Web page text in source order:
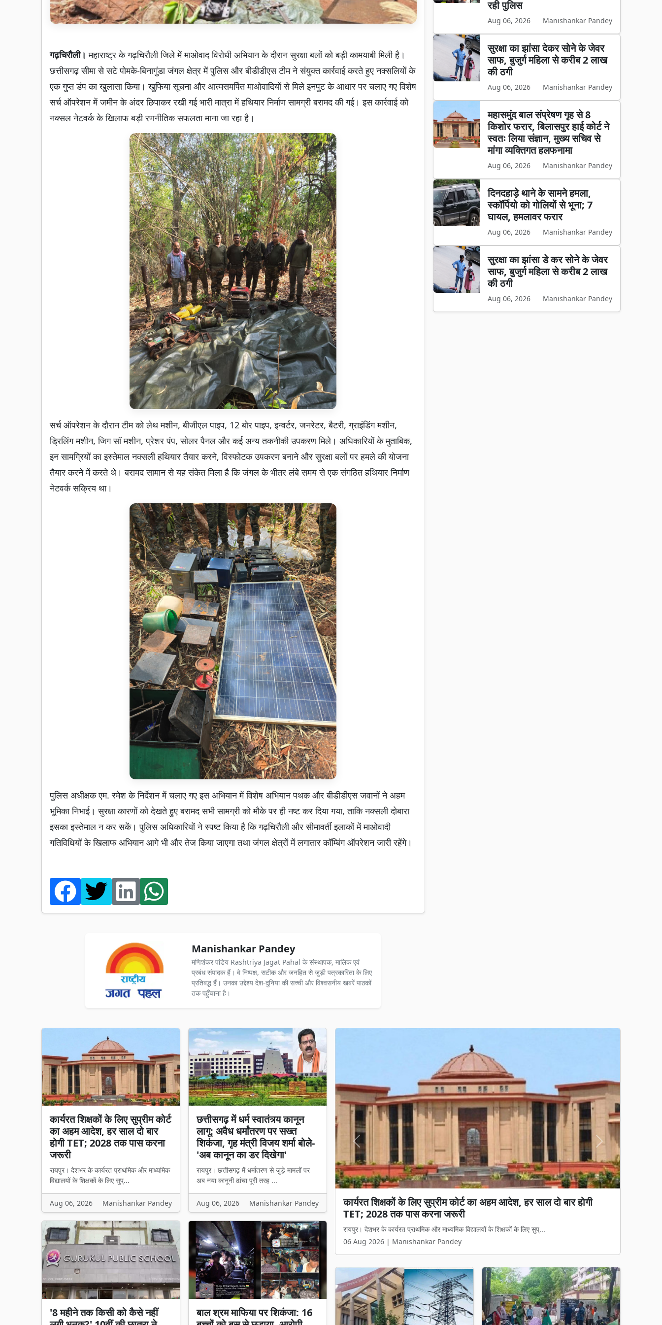
गढ़चिरौली। महाराष्ट्र के गढ़चिरौली जिले में माओवाद विरोधी अभियान के दौरान सुरक्षा बलों को बड़ी कामयाबी मिली है।
छत्तीसगढ़ सीमा से सटे पोमके-बिनागुंडा जंगल क्षेत्र में पुलिस और बीडीडीएस टीम ने संयुक्त कार्रवाई करते हुए नक्सलियों के
एक गुप्त डंप का खुलासा किया। खुफिया सूचना और आत्मसमर्पित माओवादियों से मिले इनपुट के आधार पर चलाए गए विशेष
सर्च ऑपरेशन में जमीन के अंदर छिपाकर रखी गई भारी मात्रा में हथियार निर्माण सामग्री बरामद की गई। इस कार्रवाई को
नक्सल नेटवर्क के खिलाफ बड़ी रणनीतिक सफलता माना जा रहा है।
सर्च ऑपरेशन के दौरान टीम को लेथ मशीन, बीजीएल पाइप, 12 बोर पाइप, इन्वर्टर, जनरेटर, बैटरी, ग्राइंडिंग मशीन,
ड्रिलिंग मशीन, जिग सॉ मशीन, प्रेशर पंप, सोलर पैनल और कई अन्य तकनीकी उपकरण मिले। अधिकारियों के मुताबिक,
इन सामग्रियों का इस्तेमाल नक्सली हथियार तैयार करने, विस्फोटक उपकरण बनाने और सुरक्षा बलों पर हमले की योजना
तैयार करने में करते थे। बरामद सामान से यह संकेत मिला है कि जंगल के भीतर लंबे समय से एक संगठित हथियार निर्माण
नेटवर्क सक्रिय था।
पुलिस अधीक्षक एम. रमेश के निर्देशन में चलाए गए इस अभियान में विशेष अभियान पथक और बीडीडीएस जवानों ने अहम
भूमिका निभाई। सुरक्षा कारणों को देखते हुए बरामद सभी सामग्री को मौके पर ही नष्ट कर दिया गया, ताकि नक्सली दोबारा
इसका इस्तेमाल न कर सकें। पुलिस अधिकारियों ने स्पष्ट किया है कि गढ़चिरौली और सीमावर्ती इलाकों में माओवादी
गतिविधियों के खिलाफ अभियान आगे भी और तेज किया जाएगा तथा जंगल क्षेत्रों में लगातार कॉम्बिंग ऑपरेशन जारी रहेंगे।
Manishankar Pandey
मणिशंकर पांडेय Rashtriya Jagat Pahal के संस्थापक, मालिक एवं
प्रबंध संपादक हैं। वे निष्पक्ष, सटीक और जनहित से जुड़ी पत्रकारिता के लिए
प्रतिबद्ध हैं। उनका उद्देश्य देश-दुनिया की सच्ची और विश्वसनीय खबरें पाठकों
तक पहुँचाना है।
रही पुलिस
Aug 06, 2026 Manishankar Pandey
सुरक्षा का झांसा देकर सोने के जेवर
साफ, बुजुर्ग महिला से करीब 2 लाख
की ठगी
Aug 06, 2026 Manishankar Pandey
महासमुंद बाल संप्रेषण गृह से 8
किशोर फरार, बिलासपुर हाई कोर्ट ने
स्वतः लिया संज्ञान, मुख्य सचिव से
मांगा व्यक्तिगत हलफनामा
Aug 06, 2026 Manishankar Pandey
दिनदहाड़े थाने के सामने हमला,
स्कॉर्पियो को गोलियों से भूना; 7
घायल, हमलावर फरार
Aug 06, 2026 Manishankar Pandey
सुरक्षा का झांसा डे कर सोने के जेवर
साफ, बुजुर्ग महिला से करीब 2 लाख
की ठगी
Aug 06, 2026 Manishankar Pandey
कार्यरत शिक्षकों के लिए सुप्रीम कोर्ट
का अहम आदेश, हर साल दो बार
होगी TET; 2028 तक पास करना
जरूरी
रायपुर। देशभर के कार्यरत प्राथमिक और माध्यमिक
विद्यालयों के शिक्षकों के लिए सुप्...
Aug 06, 2026 Manishankar Pandey
छत्तीसगढ़ में धर्म स्वातंत्र्य कानून
लागू: अवैध धर्मांतरण पर सख्त
शिकंजा, गृह मंत्री विजय शर्मा बोले-
'अब कानून का डर दिखेगा'
रायपुर। छत्तीसगढ़ में धर्मांतरण से जुड़े मामलों पर
अब नया कानूनी ढांचा पूरी तरह ...
Aug 06, 2026 Manishankar Pandey
'8 महीने तक किसी को कैसे नहीं
बाल श्रम माफिया पर शिकंजा: 16
छत्तीसगढ़ में धर्म स्वातंत्र्य कानून लागू: अवैध धर्मांतरण पर सख्त शिकंजा, गृह
मंत्री विजय शर्मा बोले- 'अब कानून का डर दिखेगा'
रायपुर। छत्तीसगढ़ में धर्मांतरण से जुड़े मामलों पर अब नया कानूनी ढांचा पूरी तरह ...
06 Aug 2026 | Manishankar Pandey
Previous Next